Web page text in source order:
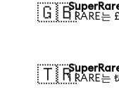
🇬🇧1 RARE는
🇹🇷1 RARE는